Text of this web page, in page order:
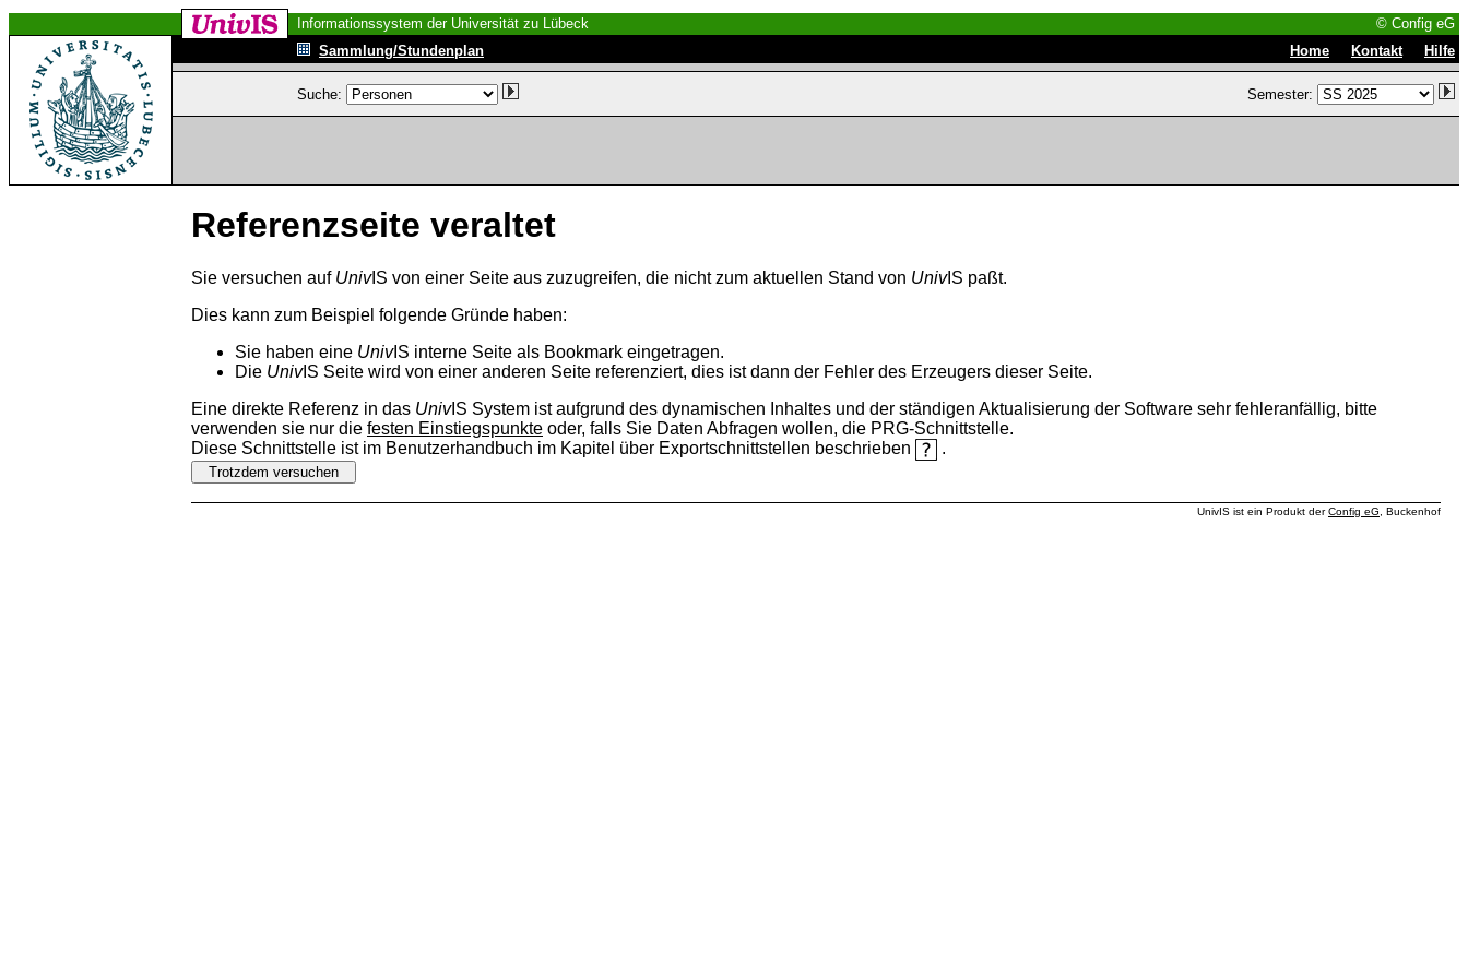
Informationssystem der Universität zu Lübeck
© Config eG
Sammlung/Stundenplan
Home Kontakt Hilfe
Suche: Semester:
Referenzseite veraltet
Sie versuchen auf UnivIS von einer Seite aus zuzugreifen, die nicht zum aktuellen Stand von UnivIS paßt.
Dies kann zum Beispiel folgende Gründe haben:
Sie haben eine UnivIS interne Seite als Bookmark eingetragen.
Die UnivIS Seite wird von einer anderen Seite referenziert, dies ist dann der Fehler des Erzeugers dieser Seite.
Eine direkte Referenz in das UnivIS System ist aufgrund des dynamischen Inhaltes und der ständigen Aktualisierung der Software sehr fehleranfällig, bitte
verwenden sie nur die festen Einstiegspunkte oder, falls Sie Daten Abfragen wollen, die PRG-Schnittstelle.
Diese Schnittstelle ist im Benutzerhandbuch im Kapitel über Exportschnittstellen beschrieben
.
UnivIS ist ein Produkt derConfig eG , Buckenhof